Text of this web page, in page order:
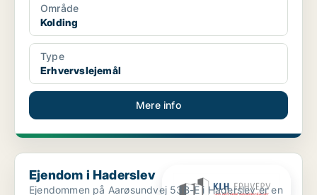
Område
Kolding
Type
Erhvervslejemål
Mere info
Ejendom i Haderslev
Ejendom i Haderslev
Ejendommen på Aarøsundvej 53B-E i Haderslev er en